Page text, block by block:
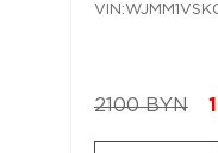
2100 BYN